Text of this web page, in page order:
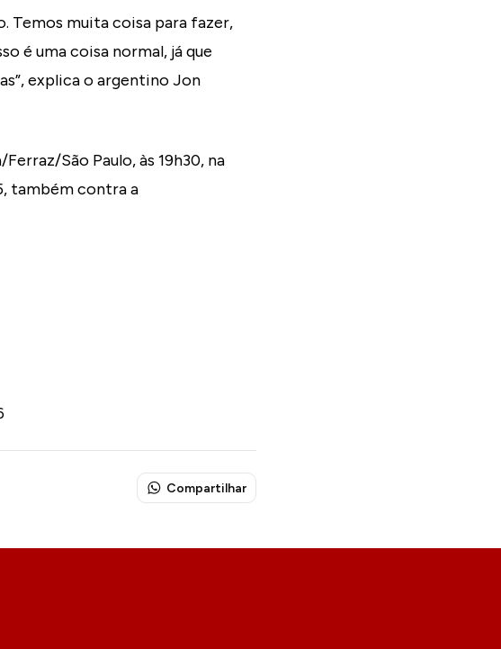
Temos muita coisa para fazer,
é uma coisa normal, já que
explica o argentino Jon
São Paulo, às 19h30, na
também contra a
Compartilhar